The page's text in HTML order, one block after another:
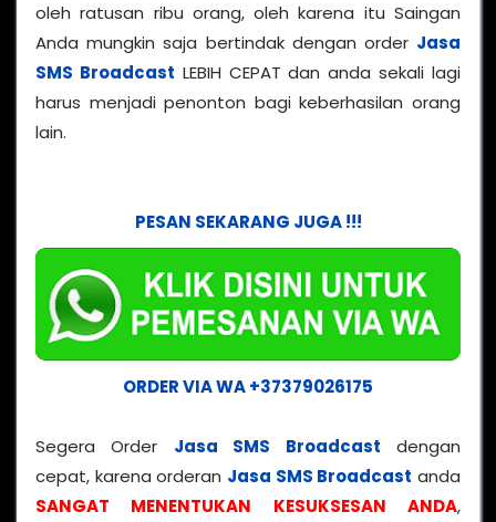
oleh ratusan ribu orang, oleh karena itu Saingan
Anda mungkin saja bertindak dengan order Jasa
SMS Broadcast LEBIH CEPAT dan anda sekali lagi
harus menjadi penonton bagi keberhasilan orang
lain.
PESAN SEKARANG JUGA !!!
ORDER VIA WA +37379026175
Segera Order Jasa SMS Broadcast dengan
cepat, karena orderan Jasa SMS Broadcast anda
SANGAT MENENTUKAN KESUKSESAN ANDA,